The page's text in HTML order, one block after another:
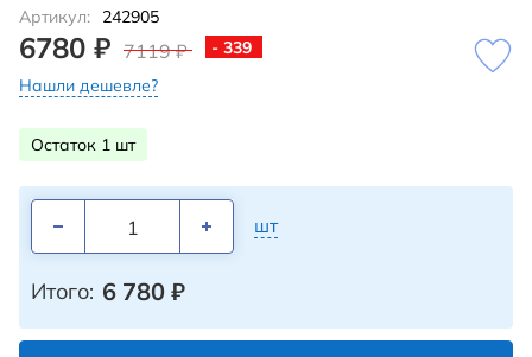
Артикул:
242905
6780 ₽ 7119 ₽
- 339
Нашли дешевле?
Остаток 1 шт
шт
Итого: 6 780 ₽